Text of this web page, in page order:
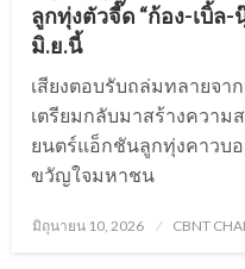
ลูกทุ่งตัวจี๊ด “ก้อง-เบิ้ล
มิ.ย.นี้
เสียงตอบรับถล่มทลายจา
เตรียมกลับมาสร้างควา
ยนตร์แอ็กชันลูกทุ่งคาวบอ
ขวัญใจมหาชน
Posted
on
มิถุนายน 10, 2026 CBNT